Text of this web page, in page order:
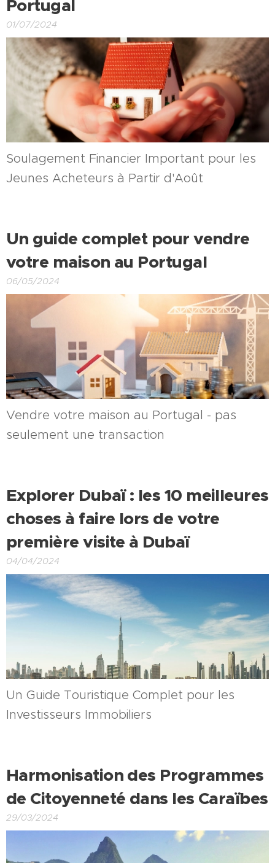
Portugal
01/07/2024
Soulagement Financier Important pour les
Jeunes Acheteurs à Partir d'Août
Un guide complet pour vendre
votre maison au Portugal
06/05/2024
Vendre votre maison au Portugal - pas
seulement une transaction
Explorer Dubaï : les 10 meilleures
choses à faire lors de votre
première visite à Dubaï
04/04/2024
Un Guide Touristique Complet pour les
Investisseurs Immobiliers
Harmonisation des Programmes
de Citoyenneté dans les Caraïbes
29/03/2024